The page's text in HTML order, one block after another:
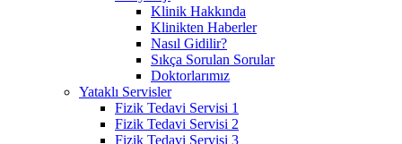
Klinik Hakkında
Klinikten Haberler
Nasıl Gidilir?
Sıkça Sorulan Sorular
Doktorlarımız
Yataklı Servisler
Fizik Tedavi Servisi 1
Fizik Tedavi Servisi 2
Fizik Tedavi Servisi 3